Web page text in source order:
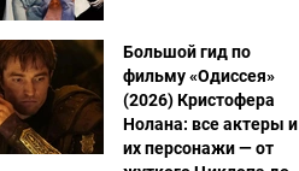
Большой гид по
фильму «Одиссея»
(2026) Кристофера
Нолана: все актеры и
их персонажи — от